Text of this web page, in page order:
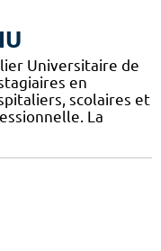
Universitaire de
en
scolaires et
La